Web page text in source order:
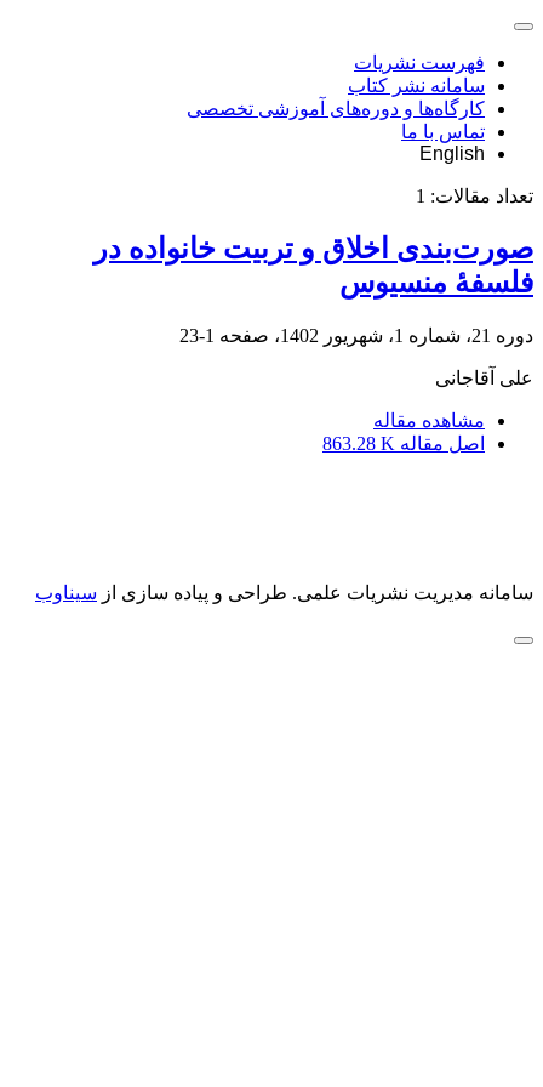
فهرست نشریات
سامانه نشر کتاب
کارگاه‌ها و دوره‌های آموزشی تخصصی
تماس با ما
English
تعداد مقالات: 1
صورت‌بندی اخلاق و تربیت خانواده در
فلسفۀ منسیوس
دوره 21، شماره 1، شهریور 1402، صفحه 1-23
علی آقاجانی
مشاهده مقاله
اصل مقاله 863.28 K
سامانه مدیریت نشریات علمی. طراحی و پیاده سازی از سیناوب